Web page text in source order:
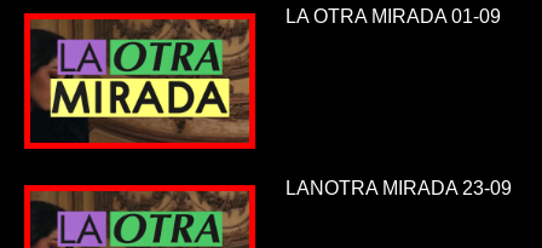
LA OTRA MIRADA 01-09
LANOTRA MIRADA 23-09